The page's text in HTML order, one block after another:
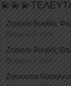
Ζητείται Βοηθός
August 5, 2026
Ζητείται Βοηθός
August 5, 2026
Ζητούνται